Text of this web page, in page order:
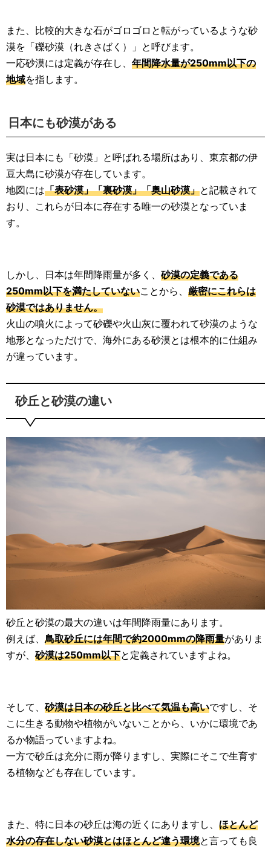
また、比較的大きな石がゴロゴロと転がっているような砂
漠を「礫砂漠（れきさばく）」と呼びます。
一応砂漠には定義が存在し、 年間降水量が250mm以下の
地域を指します。
日本にも砂漠がある
実は日本にも「砂漠」と呼ばれる場所はあり、東京都の伊
豆大島に砂漠が存在しています。
地図には「表砂漠」「裏砂漠」「奥山砂漠」と記載されて
おり、これらが日本に存在する唯一の砂漠となっていま
す。
しかし、日本は年間降雨量が多く、 砂漠の定義である
250mm以下を満たしていないことから、 厳密にこれらは
砂漠ではありません。
火山の噴火によって砂礫や火山灰に覆われて砂漠のような
地形となっただけで、海外にある砂漠とは根本的に仕組み
が違っています。
砂丘と砂漠の違い
砂丘と砂漠の最大の違いは年間降雨量にあります。
例えば、 鳥取砂丘には年間で約2000mmの降雨量がありま
すが、 砂漠は250mm以下と定義されていますよね。
そして、 砂漠は日本の砂丘と比べて気温も高いですし、そ
こに生きる動物や植物がいないことから、いかに環境であ
るか物語っていますよね。
一方で砂丘は充分に雨が降りますし、実際にそこで生育す
る植物なども存在しています。
また、特に日本の砂丘は海の近くにありますし、 ほとんど
水分の存在しない砂漠とはほとんど違う環境と言っても良